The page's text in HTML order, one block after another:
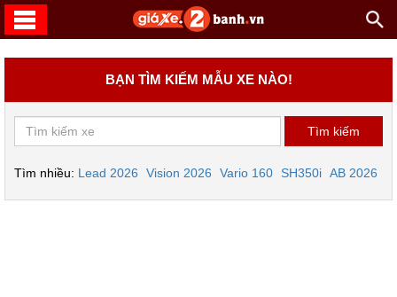
BẠN TÌM KIẾM MẪU XE NÀO!
Tìm nhiều: Lead 2026 Vision 2026 Vario 160 SH350i AB 2026